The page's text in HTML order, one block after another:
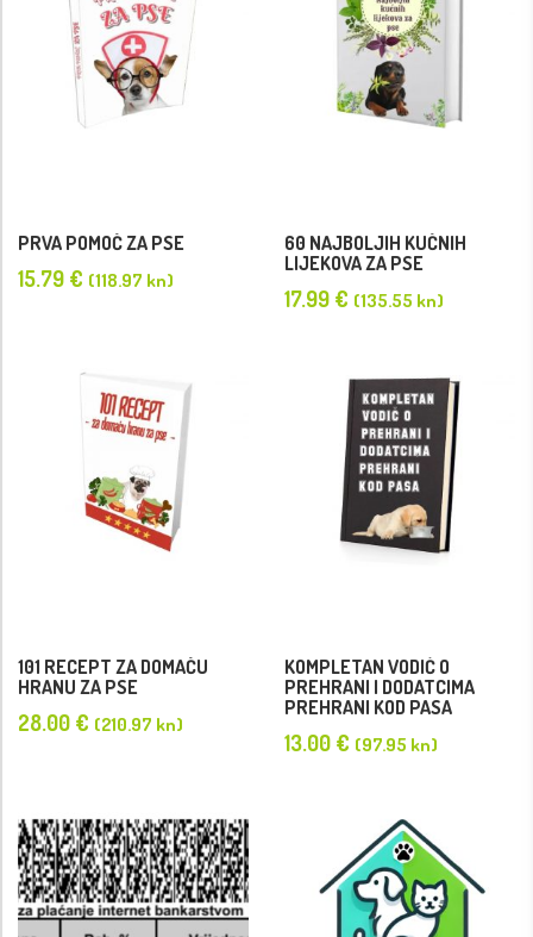
PRVA POMOĆ ZA PSE
15.79 € (118.97 kn)
60 NAJBOLJIH KUĆNIH
LIJEKOVA ZA PSE
17.99 € (135.55 kn)
101 RECEPT ZA DOMAĆU
HRANU ZA PSE
28.00 € (210.97 kn)
KOMPLETAN VODIČ O
PREHRANI I DODATCIMA
PREHRANI KOD PASA
13.00 € (97.95 kn)